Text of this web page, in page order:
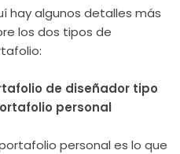
hay algunos detalles más
los dos tipos de
de diseñador tipo
personal
personal es lo que